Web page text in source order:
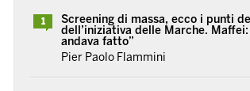
1
Screening di massa, ecco i punti
dell’iniziativa delle Marche. Maffei:
andava fatto”
Pier Paolo Flammini